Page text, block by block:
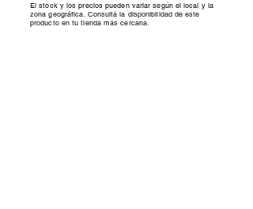
El stock y los precios pueden variar según el local y la
zona geográfica. Consultá la disponibilidad de este
producto en tu tienda más cercana.